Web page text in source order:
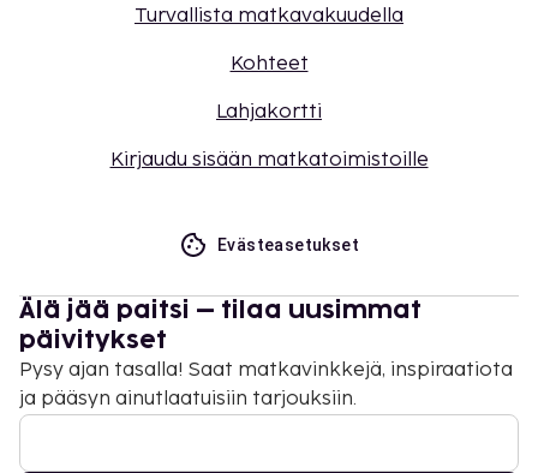
Turvallista matkavakuudella
Kohteet
Lahjakortti
Kirjaudu sisään matkatoimistoille
Evästeasetukset
Älä jää paitsi – tilaa uusimmat
päivitykset
Pysy ajan tasalla! Saat matkavinkkejä, inspiraatiota
ja pääsyn ainutlaatuisiin tarjouksiin.